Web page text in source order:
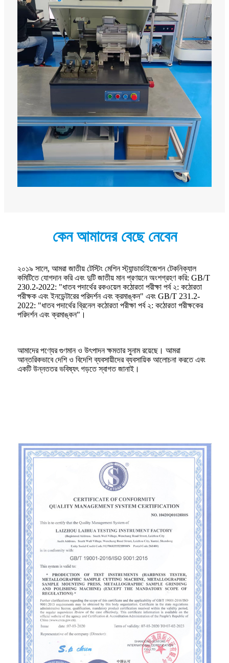
কেন আমাদের বেছে নেবেন
২০১৯ সালে, আমরা জাতীয় টেস্টিং মেশিন স্ট্যান্ডার্ডাইজেশন টেকনিক্যাল
কমিটিতে যোগদান করি এবং দুটি জাতীয় মান প্রণয়নে অংশগ্রহণ করি: GB/T
230.2-2022: "ধাতব পদার্থের রকওয়েল কঠোরতা পরীক্ষা পর্ব ২: কঠোরতা
পরীক্ষক এবং ইনডেন্টারের পরিদর্শন এবং ক্রমাঙ্কন" এবং GB/T 231.2-
2022: "ধাতব পদার্থের ব্রিনেল কঠোরতা পরীক্ষা পর্ব ২: কঠোরতা পরীক্ষকের
পরিদর্শন এবং ক্রমাঙ্কন"।
আমাদের পণ্যের গুণমান ও উৎপাদন ক্ষমতার সুনাম রয়েছে। আমরা
আন্তরিকভাবে দেশি ও বিদেশি ব্যবসায়ীদের ব্যবসায়িক আলোচনা করতে এবং
একটি উন্নততর ভবিষ্যৎ গড়তে স্বাগত জানাই।